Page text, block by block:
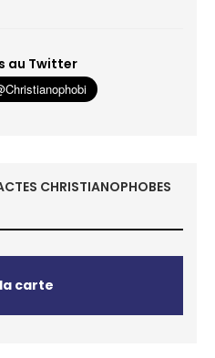
au Twitter
CHRISTIANOPHOBES
carte